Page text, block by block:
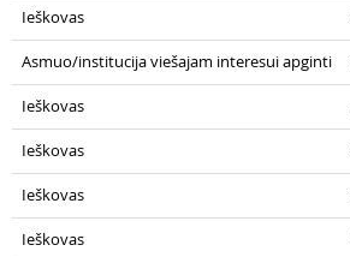
Ieškovas
Asmuo/institucija viešajam interesui apginti
Ieškovas
Ieškovas
Ieškovas
Ieškovas